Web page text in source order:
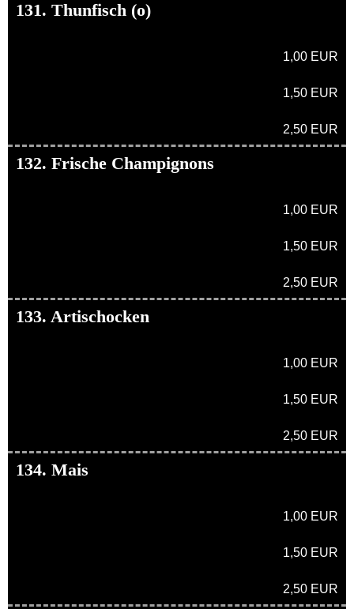
131. Thunfisch (o)
1,00 EUR
1,50 EUR
2,50 EUR
132. Frische Champignons
1,00 EUR
1,50 EUR
2,50 EUR
133. Artischocken
1,00 EUR
1,50 EUR
2,50 EUR
134. Mais
1,00 EUR
1,50 EUR
2,50 EUR